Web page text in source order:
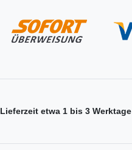
Lieferzeit etwa 1 bis 3 Werktage